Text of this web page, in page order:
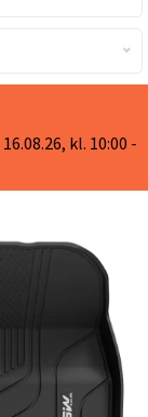
kl. 10:00 -